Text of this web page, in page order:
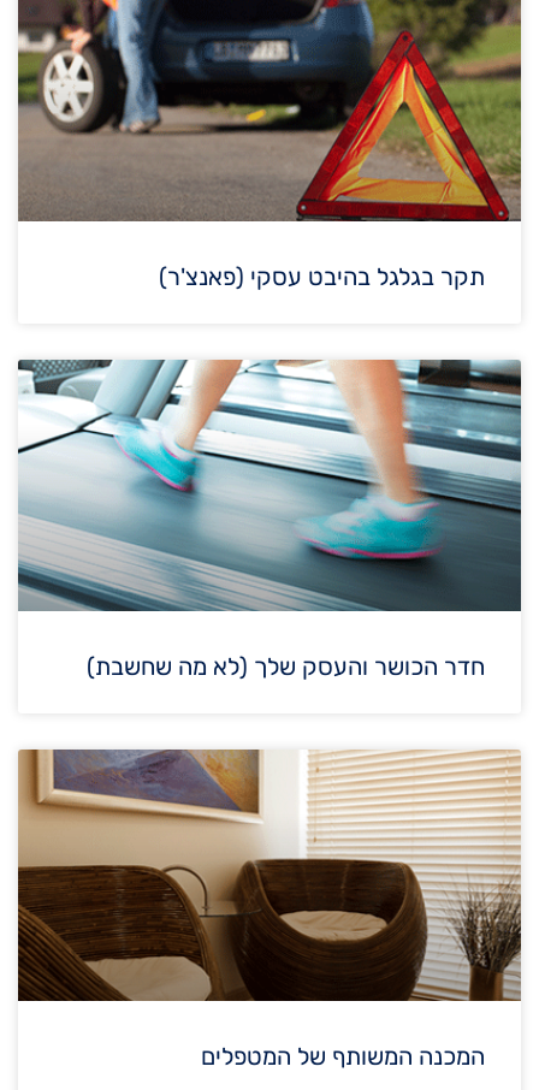
תקר בגלגל בהיבט עסקי (פאנצ'ר)
חדר הכושר והעסק שלך (לא מה שחשבת)
המכנה המשותף של המטפלים